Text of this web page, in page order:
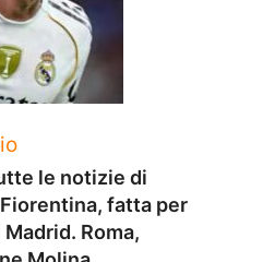
le notizie di
fatta per
Roma,